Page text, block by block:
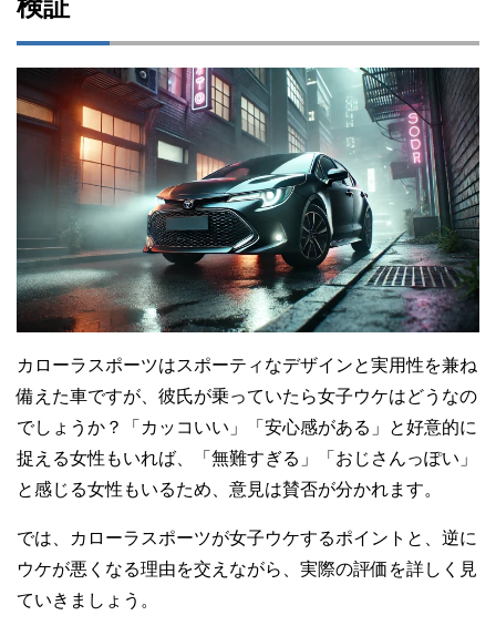
カローラスポーツはスポーティなデザインと実用性を兼ね
備えた車ですが、彼氏が乗っていたら女子ウケはどうなの
でしょうか？「カッコいい」「安心感がある」と好意的に
捉える女性もいれば、「無難すぎる」「おじさんっぽい」
と感じる女性もいるため、意見は賛否が分かれます。
では、カローラスポーツが女子ウケするポイントと、逆に
ウケが悪くなる理由を交えながら、実際の評価を詳しく見
ていきましょう。